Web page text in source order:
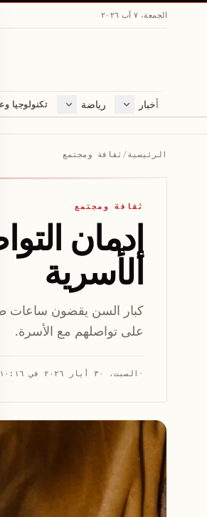
الجمعة، ٧ آب ٢٠٢٦
أخبار
اخبار لبنان
رياضة
كرة القدم
تكنولوجيا
الرئيسية/ ثقافة ومجتمع
ثقافة ومجتمع
إدمان
الأسرية
كبار السن يقضون ساعات
على تواصلهم مع الأسرة.
· السبت، ٣٠ أيار ٢٠٢٦ في ١٠:١٦ ص